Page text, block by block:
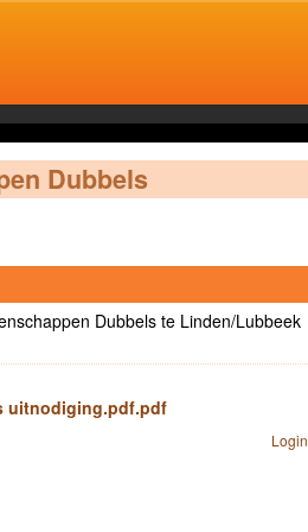
Dubbels
Dubbels te Linden/Lubbeek
uitnodiging.pdf.pdf
Login